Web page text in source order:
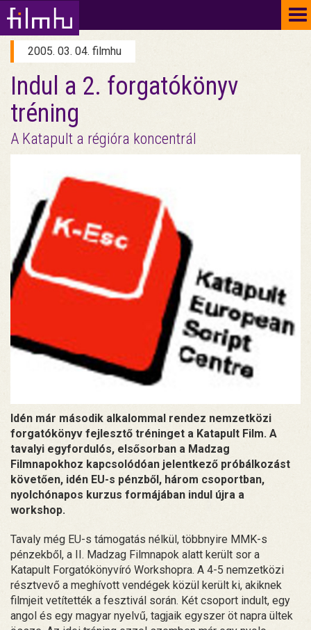
2005. 03. 04. filmhu
Indul a 2. forgatókönyv
tréning
A Katapult a régióra koncentrál
Idén már második alkalommal rendez nemzetközi
forgatókönyv fejlesztő tréninget a Katapult Film. A
tavalyi egyfordulós, elsősorban a Madzag
Filmnapokhoz kapcsolódóan jelentkező próbálkozást
követően, idén EU-s pénzből, három csoportban,
nyolchónapos kurzus formájában indul újra a
workshop.
Tavaly még EU-s támogatás nélkül, többnyire MMK-s
pénzekből, a II. Madzag Filmnapok alatt került sor a
Katapult Forgatókönyvíró Workshopra. A 4-5 nemzetközi
résztvevő a meghívott vendégek közül került ki, akiknek
filmjeit vetítették a fesztivál során. Két csoport indult, egy
angol és egy magyar nyelvű, tagjaik egyszer öt napra ültek